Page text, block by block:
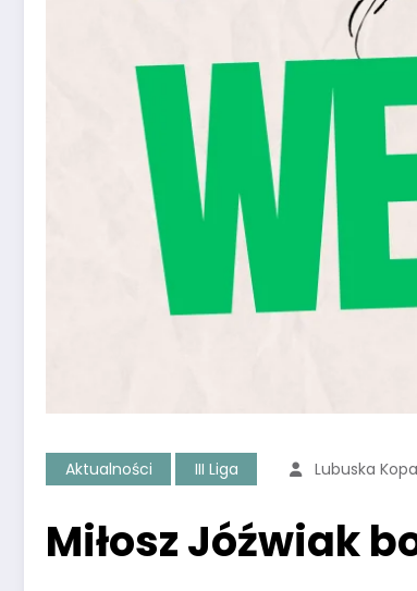
Aktualności III Liga Lubuska
Miłosz Jóźwiak